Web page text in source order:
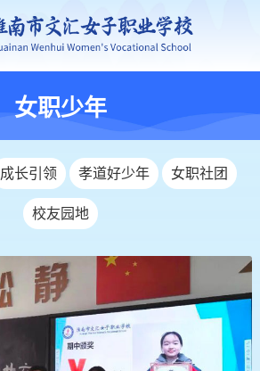
女职少年
成长引领 孝道好少年 女职社团
校友园地